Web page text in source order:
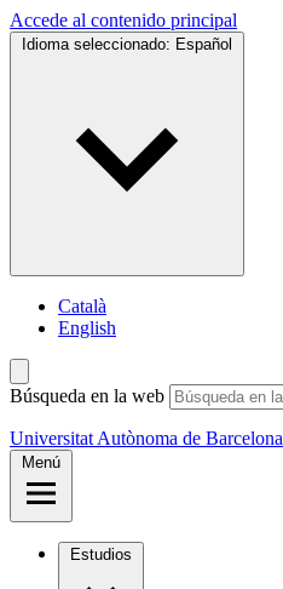
Accede al contenido principal
Idioma seleccionado: Español
Català
English
Búsqueda en la web
Universitat Autònoma de Barcelona
Menú
Estudios